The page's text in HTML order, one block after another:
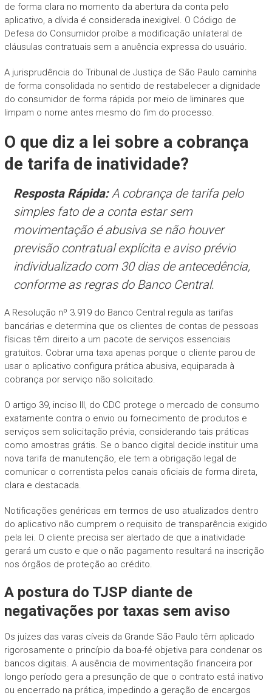
de forma clara no momento da abertura da conta pelo
aplicativo, a dívida é considerada inexigível. O Código de
Defesa do Consumidor proíbe a modificação unilateral de
cláusulas contratuais sem a anuência expressa do usuário.
A jurisprudência do Tribunal de Justiça de São Paulo caminha
de forma consolidada no sentido de restabelecer a dignidade
do consumidor de forma rápida por meio de liminares que
limpam o nome antes mesmo do fim do processo.
O que diz a lei sobre a cobrança
de tarifa de inatividade?
Resposta Rápida:A cobrança de tarifa pelo
simples fato de a conta estar sem
movimentação é abusiva se não houver
previsão contratual explícita e aviso prévio
individualizado com 30 dias de antecedência,
conforme as regras do Banco Central.
A Resolução nº 3.919 do Banco Central regula as tarifas
bancárias e determina que os clientes de contas de pessoas
físicas têm direito a um pacote de serviços essenciais
gratuitos. Cobrar uma taxa apenas porque o cliente parou de
usar o aplicativo configura prática abusiva, equiparada à
cobrança por serviço não solicitado.
O artigo 39, inciso III, do CDC protege o mercado de consumo
exatamente contra o envio ou fornecimento de produtos e
serviços sem solicitação prévia, considerando tais práticas
como amostras grátis. Se o banco digital decide instituir uma
nova tarifa de manutenção, ele tem a obrigação legal de
comunicar o correntista pelos canais oficiais de forma direta,
clara e destacada.
Notificações genéricas em termos de uso atualizados dentro
do aplicativo não cumprem o requisito de transparência exigido
pela lei. O cliente precisa ser alertado de que a inatividade
gerará um custo e que o não pagamento resultará na inscrição
nos órgãos de proteção ao crédito.
A postura do TJSP diante de
negativações por taxas sem aviso
Os juízes das varas cíveis da Grande São Paulo têm aplicado
rigorosamente o princípio da boa-fé objetiva para condenar os
bancos digitais. A ausência de movimentação financeira por
longo período gera a presunção de que o contrato está inativo
ou encerrado na prática, impedindo a geração de encargos